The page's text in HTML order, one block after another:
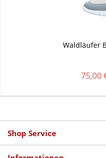
Waldläufer
75,00
Shop Service